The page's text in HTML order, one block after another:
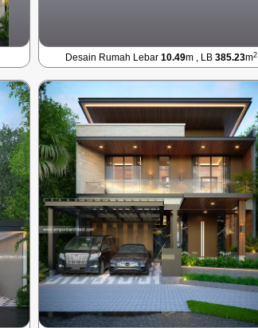
Desain Rumah Lebar10.49m , LB385.23m2